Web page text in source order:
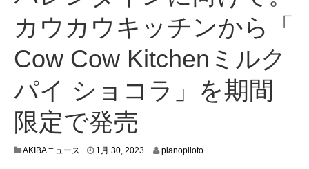
カウカウキッチンから「
Cow Cow Kitchenミルク
パイ ショコラ」を期間
限定で発売
AKIBAニュース 1月 30, 20231
planopiloto